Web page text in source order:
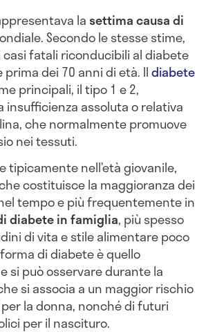
lasettima causa di
Secondo le stesse stime,
fatali riconducibili al diabete
dei 70 anni di età. Ildiabete
principali, il tipo 1 e 2,
assoluta o relativa
che normalmente promuove
nei tessuti.
tipicamente nell’età giovanile,
costituisce la maggioranza dei
tempo e più frequentemente in
diabete in famiglia, più spesso
di vita e stile alimentare poco
di diabete è quello
si può osservare durante la
si associa a un maggior rischio
la donna, nonché di futuri
per il nascituro.